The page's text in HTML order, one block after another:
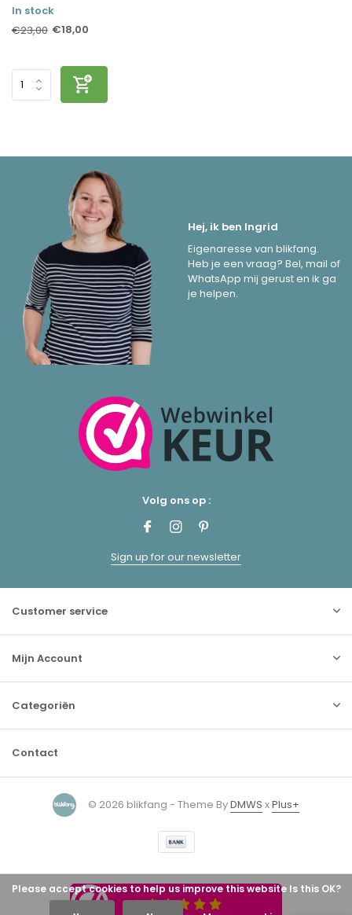
In stock
€23,00 €18,00
Hej, ik ben Ingrid
Eigenaresse van blikfang.
Heb je een vraag? Bel, mail of
WhatsApp mij gerust en ik ga
je helpen.
Volg ons op :
Sign up for our newsletter
Customer service
Mijn Account
Categoriën
Contact
© 2026 blikfang - Theme ByDMWS xPlus+
Please accept cookies to help us improve this website Is this OK?